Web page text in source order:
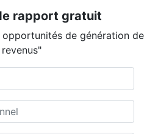
rapport gratuit
de génération de
revenus"